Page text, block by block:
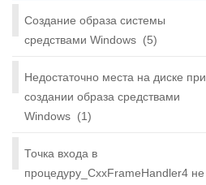
Создание образа системы
средствами Windows (5)
Недостаточно места на диске при
создании образа средствами
Windows (1)
Точка входа в
процедуру_CxxFrameHandler4 не